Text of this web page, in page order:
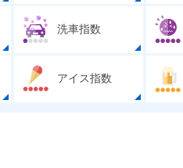
洗車指数
アイス指数